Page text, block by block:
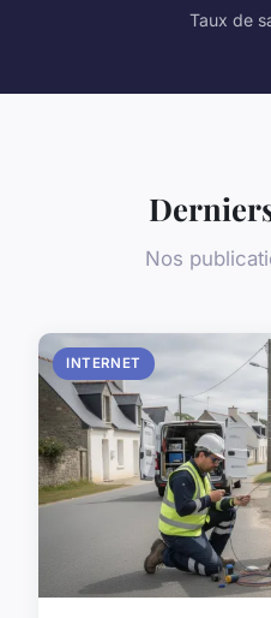
Taux de
Nos
INTERNET